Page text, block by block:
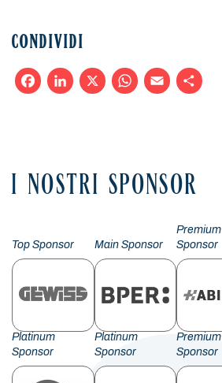
CONDIVIDI
I NOSTRI SPONSOR
Top Sponsor Main Sponsor
Premium
Sponsor
Platinum
Sponsor
Platinum
Sponsor
Premium
Sponsor